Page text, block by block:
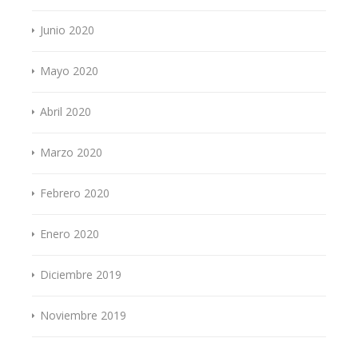
Junio 2020
Mayo 2020
Abril 2020
Marzo 2020
Febrero 2020
Enero 2020
Diciembre 2019
Noviembre 2019